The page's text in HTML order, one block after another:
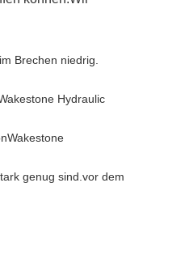
Brechen niedrig.
Hydraulic
Wakestone
genug sind. vor dem